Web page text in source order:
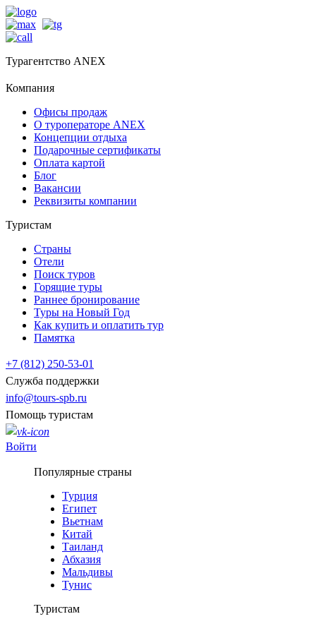
Турагентство ANEX
Компания
Офисы продаж
О туроператоре ANEX
Концепции отдыха
Подарочные сертификаты
Оплата картой
Блог
Вакансии
Реквизиты компании
Туристам
Страны
Отели
Поиск туров
Горящие туры
Раннее бронирование
Туры на Новый Год
Как купить и оплатить тур
Памятка
+7 (812) 250-53-01
Служба поддержки
info@tours-spb.ru
Помощь туристам
Войти
Популярные страны
Турция
Египет
Вьетнам
Китай
Таиланд
Абхазия
Мальдивы
Тунис
Туристам